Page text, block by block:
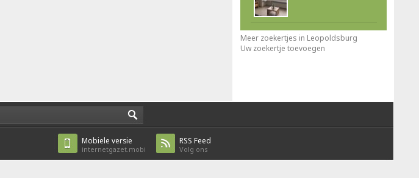
Meer zoekertjes in Leopoldsburg
Uw zoekertje toevoegen
RSS Feed
Volg ons
Mobiele versie
internetgazet.mobi